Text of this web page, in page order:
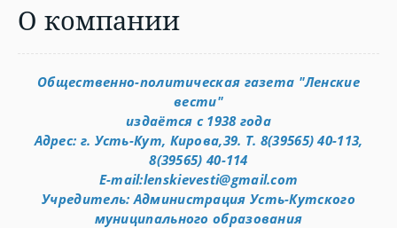
О компании
Общественно-политическая газета "Ленские
вести"
издаётся с 1938 года
Адрес: г. Усть-Кут, Кирова,39. Т. 8(39565) 40-113,
8(39565) 40-114
E-mail:lenskievesti@gmail.com
Учредитель: Администрация Усть-Кутского
муниципального образования